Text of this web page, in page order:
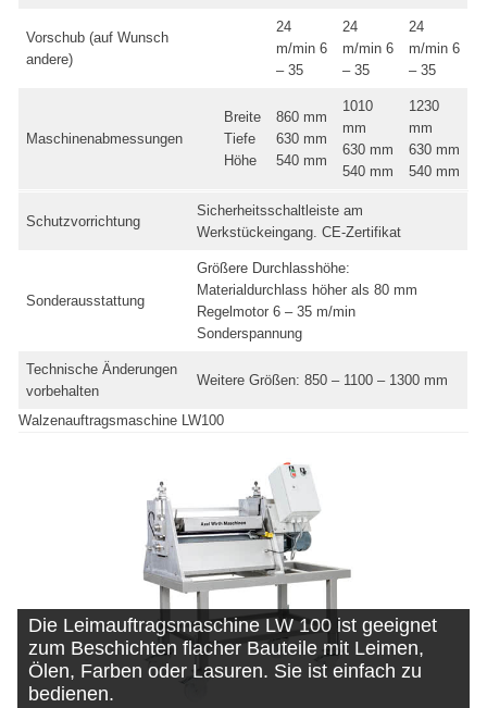
Vorschub (auf Wunsch
andere)
24
m/min 6
– 35
24
m/min 6
– 35
24
m/min 6
– 35
Maschinenabmessungen
Breite
Tiefe
Höhe
860 mm
630 mm
540 mm
1010
mm
630 mm
540 mm
1230
mm
630 mm
540 mm
Schutzvorrichtung
Sicherheitsschaltleiste am
Werkstückeingang. CE-Zertifikat
Sonderausstattung
Größere Durchlasshöhe:
Materialdurchlass höher als 80 mm
Regelmotor 6 – 35 m/min
Sonderspannung
Technische Änderungen
vorbehalten
Weitere Größen: 850 – 1100 – 1300 mm
Walzenauftragsmaschine LW100
Die Leimauftragsmaschine LW 100 ist geeignet
zum Beschichten flacher Bauteile mit Leimen,
Ölen, Farben oder Lasuren. Sie ist einfach zu
bedienen.